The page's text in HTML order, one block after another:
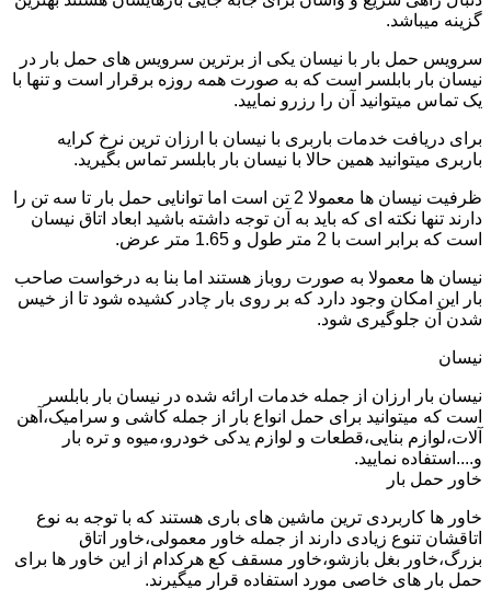
گزینه میباشد.
سرویس حمل بار با نیسان یکی از برترین سرویس های حمل بار در
نیسان بار بابلسر است که به صورت همه روزه برقرار است و تنها با
یک تماس میتوانید آن را رزرو نمایید.
برای دریافت خدمات باربری با نیسان با ارزان ترین نرخ کرایه
باربری میتوانید همین حالا با نیسان بار بابلسر تماس بگیرید.
ظرفیت نیسان ها معمولا 2 تن است اما توانایی حمل بار تا سه تن را
دارند تنها نکته ای که باید به آن توجه داشته باشید ابعاد اتاق نیسان
است که برابر است با 2 متر طول و 1.65 متر عرض.
نیسان ها معمولا به صورت روباز هستند اما بنا به درخواست صاحب
بار این امکان وجود دارد که بر روی بار چادر کشیده شود تا از خیس
شدن آن جلوگیری شود.
نیسان
نیسان بار ارزان از جمله خدمات ارائه شده در نیسان بار بابلسر
است که میتوانید برای حمل انواع بار از جمله کاشی و سرامیک،آهن
آلات،لوازم بنایی،قطعات و لوازم یدکی خودرو،میوه و تره بار
و....استفاده نمایید.
خاور حمل بار
خاور ها کاربردی ترین ماشین های باری هستند که با توجه به نوع
اتاقشان تنوع زیادی دارند از جمله خاور معمولی،خاور اتاق
بزرگ،خاور بغل بازشو،خاور مسقف کع هرکدام از این خاور ها برای
حمل بار های خاصی مورد استفاده قرار میگیرند.